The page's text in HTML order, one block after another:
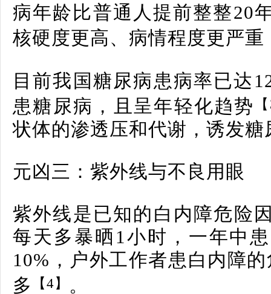
病年龄比普通人提前整整20
核硬度更高、病情程度更严重
目前我国糖尿病患病率已达
患糖尿病，且呈年轻化趋势
状体的渗透压和代谢，诱发
元凶三：紫外线与不良用眼
紫外线是已知的白内障危险
每天多暴晒1小时，一年中
10%，户外工作者患白内障
多
【4】 。